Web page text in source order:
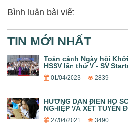
Bình luận bài viết
TIN MỚI NHẤT
Toàn cảnh Ngày hội
HSSV lần thứ V - SV
01/04/2023 2839
HƯỚNG DẪN ĐIỀN HỒ SƠ ĐĂNG KÝ THI TỐT
NGHIỆP VÀ XÉT TUYỂN
27/04/2021 3490